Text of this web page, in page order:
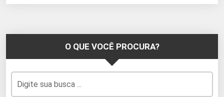
O QUE VOCÊ PROCURA?